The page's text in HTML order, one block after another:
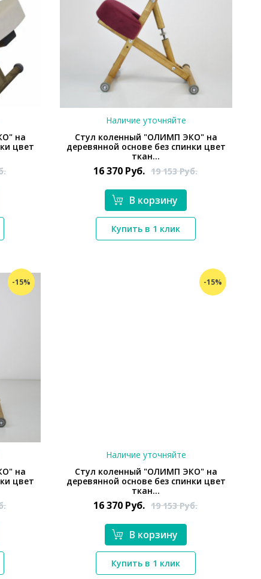
на
цвет
*}
Наличие уточняйте
Стул коленный "ОЛИМП ЭКО" на
деревянной основе без спинки цвет
ткан...
16 370 Руб. 19 153Руб.
В корзину
Купить в 1 клик
-15%
на
цвет
-15%
*}
Наличие уточняйте
Стул коленный "ОЛИМП ЭКО" на
деревянной основе без спинки цвет
ткан...
16 370 Руб. 19 153Руб.
В корзину
Купить в 1 клик